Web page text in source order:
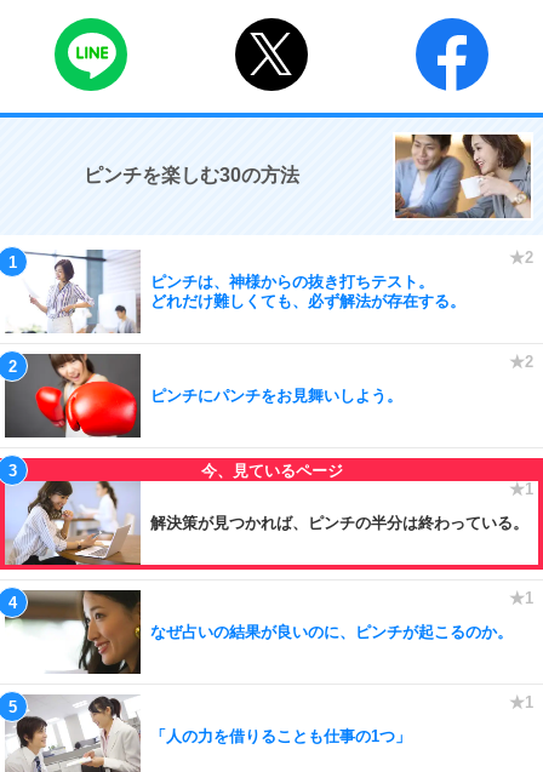
ピンチを楽しむ30の方法
ピンチは、神様からの抜き打ちテスト。
どれだけ難しくても、必ず解法が存在する。
ピンチにパンチをお見舞いしよう。
解決策が見つかれば、ピンチの半分は終わっている。
なぜ占いの結果が良いのに、ピンチが起こるのか。
「人の力を借りることも仕事の1つ」